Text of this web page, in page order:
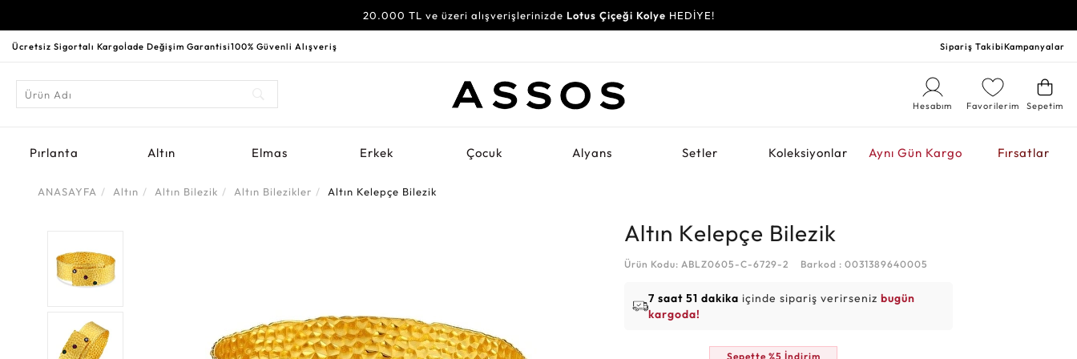
20.000 TL ve üzeri alışverişlerinizde Lotus Çiçeği Kolye HEDİYE!
Ücretsiz Sigortalı Kargoİade Değişim Garantisi100% Güvenli Alışveriş Sipariş TakibiKampanyalar
Sepetim
Favorilerim
Hesabım
Pırlanta Altın Elmas Erkek Çocuk Alyans Setler Koleksiyonlar Aynı Gün Kargo Fırsatlar
ANASAYFA Altın Altın Bilezik Altın Bilezikler Altın Kelepçe Bilezik
Altın Kelepçe Bilezik
Ürün Kodu: ABLZ0605-C-6729-2 Barkod : 0031389640005
7 saat 51 dakika içinde sipariş verirsenizbugün
kargoda!
Sepette %5 İndirim